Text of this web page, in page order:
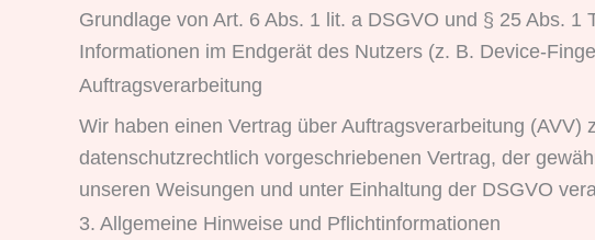
Grundlage von Art. 6 Abs. 1 lit. a DSGVO und § 25 Abs.
Informationen im Endgerät des Nutzers (z. B. Device-
Auftragsverarbeitung
Wir haben einen Vertrag über Auftragsverarbeitung
datenschutzrechtlich vorgeschriebenen Vertrag, der
unseren Weisungen und unter Einhaltung der DSGVO
3. Allgemeine Hinweise und Pflicht­informationen